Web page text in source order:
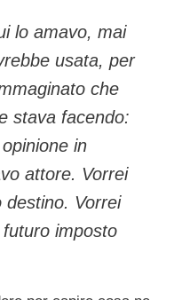
lo amavo, mai
usata, per
che
stava facendo:
in
attore. Vorrei
destino. Vorrei
imposto